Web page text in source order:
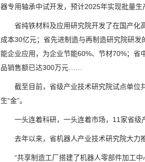
器专用轴承中试开发，预计2025年实现批量生
省纯铁材料及应用研究院开发了在国产化
成本30亿元；省先进制造与再制造研究院研
能企业应用，为企业节能60%、节材70%；
品销售额已达300万元……
截至目前，省级产业技术研究院试点单位
生“金”。
一头连着科研，一头连着市场，11家省级产
去年以来，省机器人产业技术研究院大力推
“共享制造工厂搭建了机器人零部件加工中